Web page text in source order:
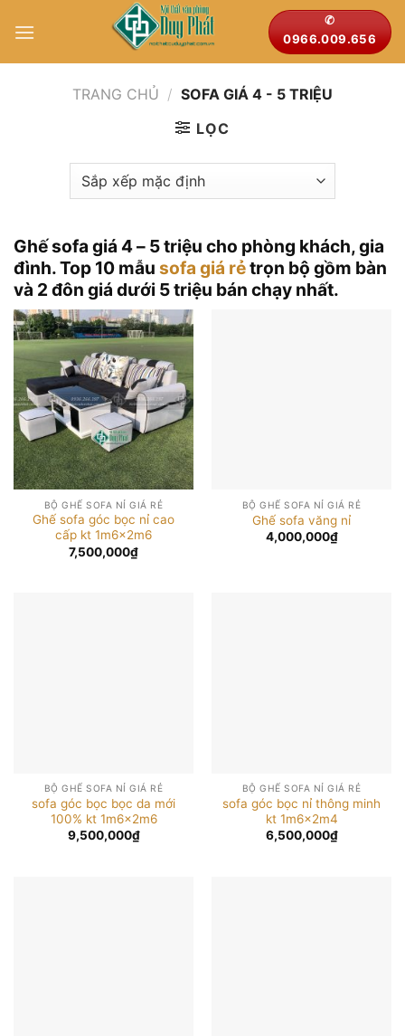
qua
✆
0966.009.656
TRANG CHỦ / SOFA GIÁ 4 - 5 TRIỆU
LỌC
Ghế sofa giá 4 – 5 triệu cho phòng khách, gia
đình. Top 10 mẫu sofa giá rẻtrọn bộ gồm bàn
và 2 đôn giá dưới 5 triệu bán chạy nhất.
BỘ GHẾ SOFA NỈ GIÁ RẺ
Ghế sofa góc bọc nỉ cao
cấp kt 1m6x2m6
7,500,000₫
BỘ GHẾ SOFA NỈ GIÁ RẺ
Ghế sofa văng nỉ
4,000,000₫
BỘ GHẾ SOFA NỈ GIÁ RẺ
sofa góc bọc bọc da mới
100% kt 1m6x2m6
9,500,000₫
BỘ GHẾ SOFA NỈ GIÁ RẺ
sofa góc bọc nỉ thông minh
kt 1m6x2m4
6,500,000₫